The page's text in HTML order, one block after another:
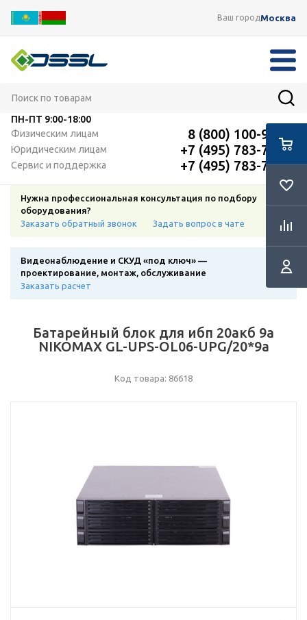
Ваш городМосква
ПН-ПТ 9:00-18:00
Физическим лицам
8 (800) 100-91-12
Юридическим лицам +7 (495) 783-72-87
Сервис и поддержка +7 (495) 783-72-87
Нужна профессиональная консультация по подбору
оборудования?
Заказать обратный звонок
Задать вопрос в чате
Видеонаблюдение и СКУД «под ключ» —
проектирование, монтаж, обслуживание
Заказать расчет
Батарейный блок для ибп 20акб 9а
NIKOMAX GL-UPS-OL06-UPG/20*9a
Код товара: 86618